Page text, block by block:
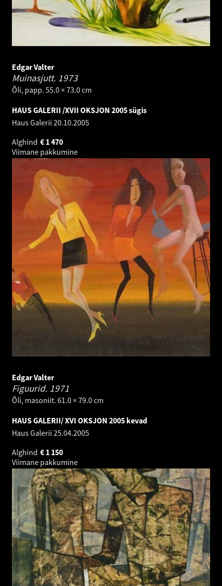
Edgar Valter
Muinasjutt. 1973
Õli, papp. 55.0 × 73.0 cm
HAUS GALERII /XVII OKSJON 2005 sügis
Haus Galerii 20.10.2005
Alghind
1 470
€
Viimane pakkumine
Edgar Valter
Figuurid. 1971
Õli, masoniit. 61.0 × 79.0 cm
HAUS GALERII/ XVI OKSJON 2005 kevad
Haus Galerii 25.04.2005
Alghind
1 150
€
Viimane pakkumine